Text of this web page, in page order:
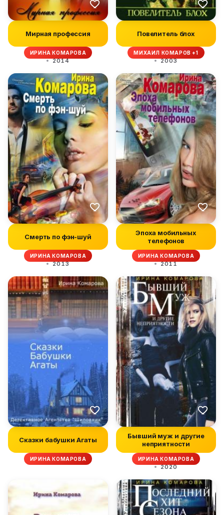
Мирная профессия
ИРИНА КОМАРОВА
2014
Повелитель блох
МИХАИЛ КОМАРОВ +1
2003
Смерть по фэн-шуй
ИРИНА КОМАРОВА
2013
Эпоха мобильных
телефонов
ИРИНА КОМАРОВА
2011
Сказки бабушки Агаты
ИРИНА КОМАРОВА
Бывший муж и другие
неприятности
ИРИНА КОМАРОВА
2020